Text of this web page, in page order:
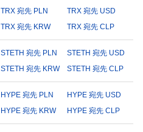
TRX 宛先 PLN
TRX 宛先 USD
TRX 宛先 KRW TRX 宛先 CLP
STETH 宛先 PLN
STETH 宛先 USD
STETH 宛先 KRW STETH 宛先 CLP
HYPE 宛先 PLN
HYPE 宛先 USD
HYPE 宛先 KRW HYPE 宛先 CLP